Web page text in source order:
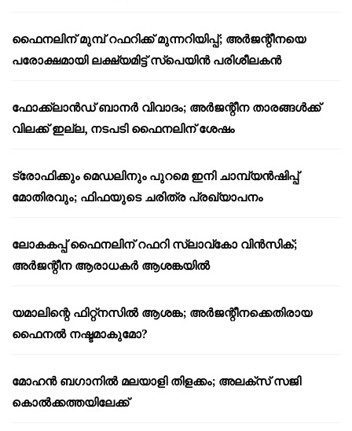
ഫൈനലിന് മുമ്പ് റഫറിക്ക് മുന്നറിയിപ്പ്; അർജന്റീനയെ
പരോക്ഷമായി ലക്ഷ്യമിട്ട് സ്പെയിൻ പരിശീലകൻ
ഫോക്ക്‌ലാൻഡ് ബാനർ വിവാദം; അർജന്റീന താരങ്ങൾക്ക്
വിലക്ക് ഇല്ല, നടപടി ഫൈനലിന് ശേഷം
ട്രോഫിക്കും മെഡലിനും പുറമെ ഇനി ചാമ്പ്യൻഷിപ്പ്
മോതിരവും; ഫിഫയുടെ ചരിത്ര പ്രഖ്യാപനം
ലോകകപ്പ് ഫൈനലിന് റഫറി സ്ലാവ്‌കോ വിൻസിക്;
അർജന്റീന ആരാധകർ ആശങ്കയിൽ
യമാലിന്റെ ഫിറ്റ്നസിൽ ആശങ്ക; അർജന്റീനക്കെതിരായ
ഫൈനൽ നഷ്ടമാകുമോ?
മോഹൻ ബഗാനിൽ മലയാളി തിളക്കം; അലക്സ് സജി
കൊൽക്കത്തയിലേക്ക്